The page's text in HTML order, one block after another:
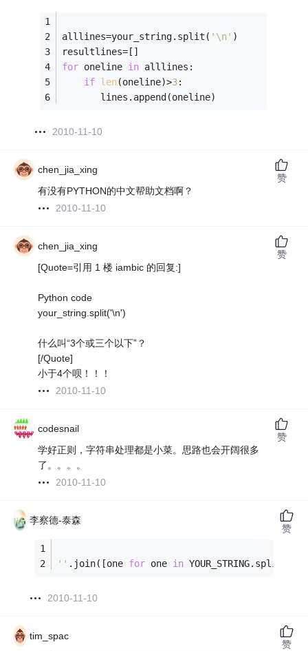
alllines=your_string.split( '\n' )
resultlines=[]
for oneline in alllines:
if len(oneline)>3:
       lines.append(oneline)
2010-11-10
chen_jia_xing
有没有PYTHON的中文帮助文档啊？
2010-11-10
赞
chen_jia_xing
[Quote=引用 1 楼 iambic 的回复:]
Python code
your_string.split('\n')
什么叫“3个或三个以下”？
[/Quote]
小于4个呗！！！
2010-11-10
赞
codesnail
学好正则，字符串处理都是小菜。思路也会开阔很多
了。。。。
2010-11-10
赞
李察德-泰森
'' .join([one for one in YOUR_STRING.split(
2010-11-10
赞
tim_spac
赞